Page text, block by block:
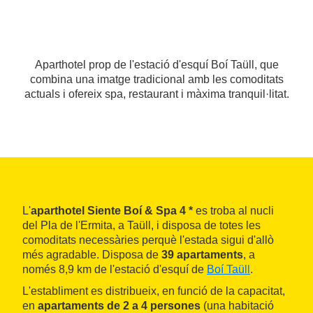
Aparthotel prop de l'estació d'esquí Boí Taüll, que
combina una imatge tradicional amb les comoditats
actuals i ofereix spa, restaurant i màxima tranquil·litat.
L'aparthotel Siente Boí & Spa 4 * es troba al nucli
del Pla de l'Ermita, a Taüll, i disposa de totes les
comoditats necessàries perquè l'estada sigui d'allò
més agradable. Disposa de 39 apartaments, a
només 8,9 km de l'estació d'esquí de Boí Taüll .
L'establiment es distribueix, en funció de la capacitat,
en apartaments de 2 a 4 persones (una habitació